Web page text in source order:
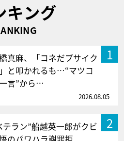
キング
1
真麻、「コネだブサイク
と叩かれるも…“マツコ
言”から…
2026.08.05
2
テラン”船越英一郎がクビ